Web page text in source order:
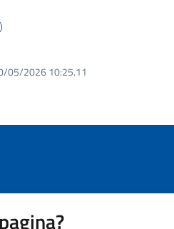
05/2026 10:25.11